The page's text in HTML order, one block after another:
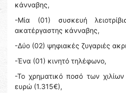
κάνναβης,
-Μία (01) συσκευή
ακατέργαστης κάνναβης,
-Δύο (02) ψηφιακές ζυγαριές
-Ένα (01) κινητό τηλέφωνο,
-Το χρηματικό ποσό των
ευρώ (1.315€),